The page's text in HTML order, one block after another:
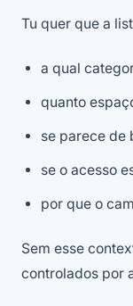
Tu quer que a
a qual
quanto
se parece de
se o acesso
por que o
Sem esse
controlados por